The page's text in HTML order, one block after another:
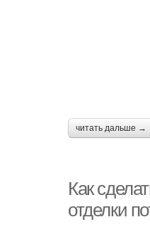
читать дальше →
Как
отделки